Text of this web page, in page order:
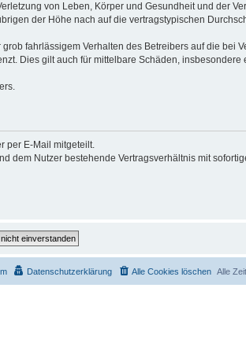
von Leben, Körper und Gesundheit und der
der Höhe nach auf die vertragstypischen
fahrlässigem Verhalten des Betreibers auf die bei
Dies gilt auch für mittelbare Schäden, insbesondere
per E-Mail mitgeteilt.
dem Nutzer bestehende Vertragsverhältnis mit
Alle
Alle Cookies löschen
Datenschutzerklärung